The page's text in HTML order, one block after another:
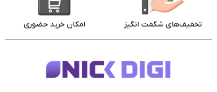
تخفیف‌های شگفت انگیز امکان خرید حضوری